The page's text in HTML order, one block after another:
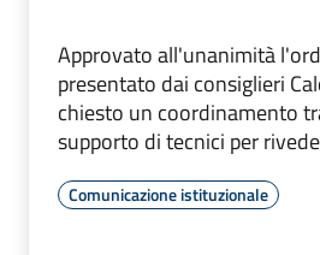
Approvato all'unanimità
presentato dai consiglieri
chiesto un coordinamento
supporto di tecnici per
Comunicazione istituzionale